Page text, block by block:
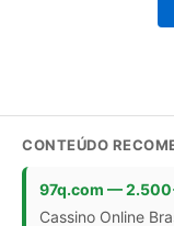
CONTEÚDO
97q.com —
Cassino Online